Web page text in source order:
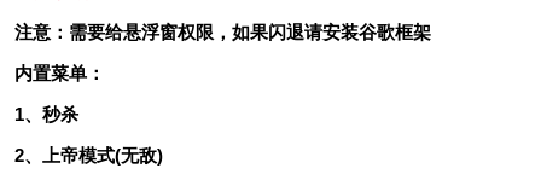
注意：需要给悬浮窗权限，如果闪退请安装谷歌框架
内置菜单：
1、秒杀
2、上帝模式(无敌)